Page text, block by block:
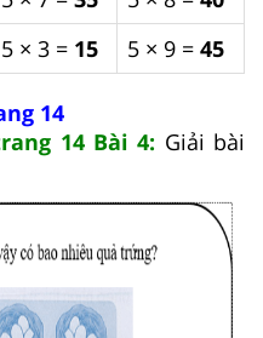
5 × 3 = 15 5 × 9 = 45
14
14 Bài 4: Giải bài